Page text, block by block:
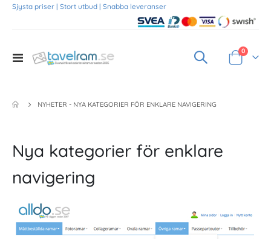
Sjysta priser | Stort utbud | Snabba leveranser
Toggle
Varukorg
0
NYHETER - NYA KATEGORIER FÖR ENKLARE NAVIGERING
Nya kategorier för enklare
navigering